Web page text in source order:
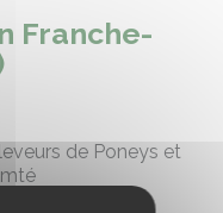
Franche-
de Poneys et